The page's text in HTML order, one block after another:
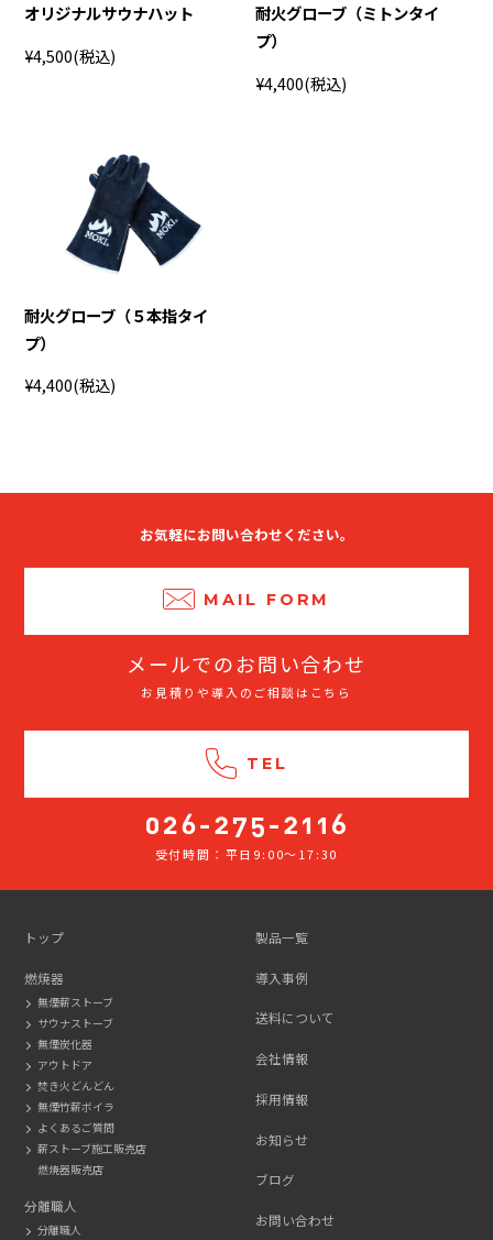
オリジナルサウナハット
¥4,500(税込)
耐火グローブ（ミトンタイ
プ）
¥4,400(税込)
耐火グローブ（５本指タイ
プ）
¥4,400(税込)
お気軽にお問い合わせください。
MAIL FORM
メールでのお問い合わせ
お見積りや導入のご相談はこちら
TEL
受付時間：平日9:00～17:30
トップ
燃焼器
無煙薪ストーブ
サウナストーブ
無煙炭化器
アウトドア
焚き火どんどん
無煙竹薪ボイラ
よくあるご質問
薪ストーブ施工販売店
燃焼器販売店
分離職人
分離職人
製品一覧
導入事例
送料について
会社情報
採用情報
お知らせ
ブログ
お問い合わせ